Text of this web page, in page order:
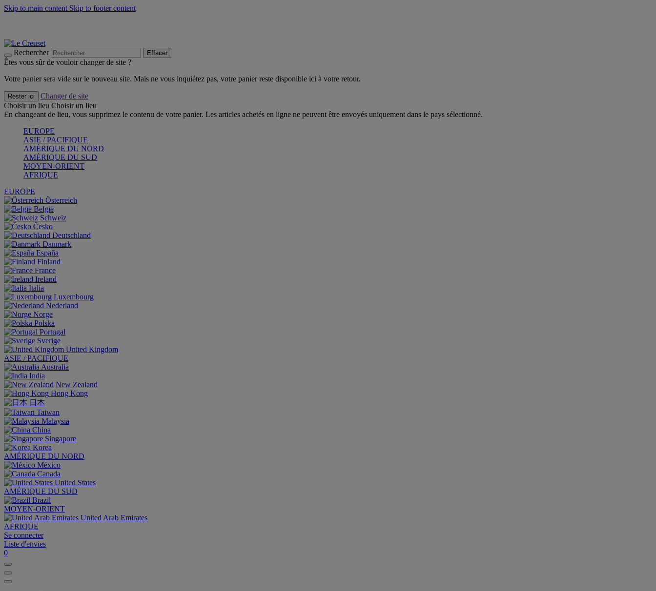
Skip to main content Skip to footer content
Rechercher Effacer
Êtes vous sûr de vouloir changer de site ?
Votre panier sera vide sur le nouveau site. Mais ne vous inquiétez pas, votre panier reste disponible ici à votre retour.
Rester ici
Changer de site
Choisir un lieu Choisir un lieu
En changeant de lieu, vous supprimez le contenu de votre panier. Les articles achetés en ligne ne peuvent être envoyés uniquement dans le pays sélectionné.
EUROPE
ASIE / PACIFIQUE
AMÉRIQUE DU NORD
AMÉRIQUE DU SUD
MOYEN-ORIENT
AFRIQUE
EUROPE
Österreich
België
Schweiz
Česko
Deutschland
Danmark
España
Finland
France
Ireland
Italia
Luxembourg
Nederland
Norge
Polska
Portugal
Sverige
United Kingdom
ASIE / PACIFIQUE
Australia
India
New Zealand
Hong Kong
日本
Taiwan
Malaysia
China
Singapore
Korea
AMÉRIQUE DU NORD
México
Canada
United States
AMÉRIQUE DU SUD
Brazil
MOYEN-ORIENT
United Arab Emirates
AFRIQUE
Se connecter
Liste d'envies
0